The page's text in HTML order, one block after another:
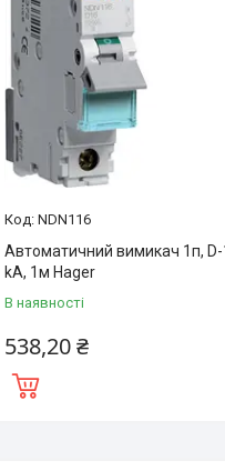
NDN116
Автоматичний вимикач 1п,
kA, 1м Hager
В наявності
538,20 ₴